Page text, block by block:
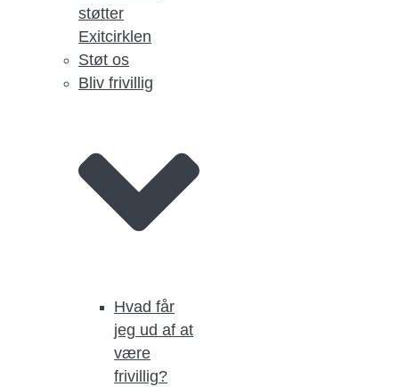
støtter
Exitcirklen
Støt os
Bliv frivillig
Hvad får
jeg ud af at
være
frivillig?